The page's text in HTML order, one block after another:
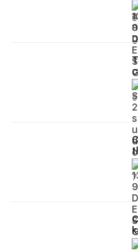
6
5
7